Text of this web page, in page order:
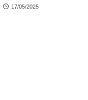
17/05/2025